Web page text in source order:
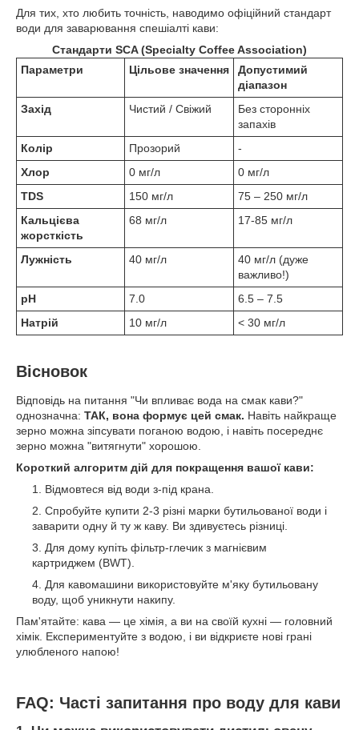
Для тих, хто любить точність, наводимо офіційний стандарт
води для заварювання спешіалті кави:
Стандарти SCA (Specialty Coffee Association)
Параметри
Цільове значення
Допустимий
діапазон
Захід
Чистий / Свіжий
Без сторонніх
запахів
Колір
Прозорий
-
Хлор
0 мг/л
0 мг/л
TDS
150 мг/л
75 – 250 мг/л
Кальцієва
жорсткість
68 мг/л 17-85 мг/л
Лужність 40 мг/л
40 мг/л (дуже
важливо!)
pH
7.0
6.5 – 7.5
Натрій
10 мг/л < 30 мг/л
Вісновок
Відповідь на питання "Чи впливає вода на смак кави?"
однозначна: ТАК, вона формує цей смак. Навіть найкраще
зерно можна зіпсувати поганою водою, і навіть посереднє
зерно можна "витягнути" хорошою.
Короткий алгоритм дій для покращення вашої кави:
Відмовтеся від води з-під крана.
Спробуйте купити 2-3 різні марки бутильованої води і
заварити одну й ту ж каву. Ви здивуєтесь різниці.
Для дому купіть фільтр-глечик з магнієвим
картриджем (BWT).
Для кавомашини використовуйте м'яку бутильовану
воду, щоб уникнути накипу.
Пам'ятайте: кава — це хімія, а ви на своїй кухні — головний
хімік. Експериментуйте з водою, і ви відкриєте нові грані
улюбленого напою!
FAQ: Часті запитання про воду для кави